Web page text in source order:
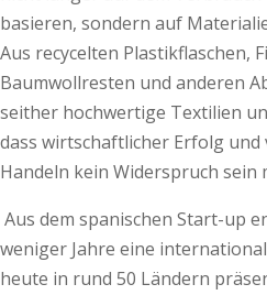
basieren, sondern auf
Aus recycelten Plastikflaschen,
Baumwollresten und anderen
seither hochwertige Textilien
dass wirtschaftlicher Erfolg
Handeln kein Widerspruch sein
Aus dem spanischen Start-up
weniger Jahre eine
heute in rund 50 Ländern